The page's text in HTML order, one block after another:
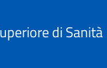
di Sanità